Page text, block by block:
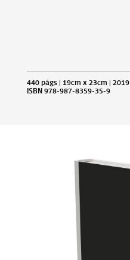
440 págs | 19cm x 23cm | 2019
ISBN 978-987-8359-35-9